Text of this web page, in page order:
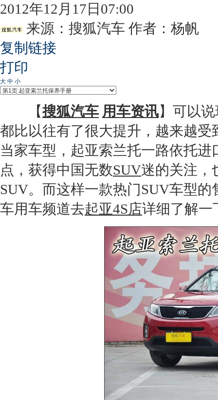
2012年12月17日07:00
来源： 搜狐汽车 作者：杨帆
复制链接
打印
大 中 小
【搜狐汽车 用车资讯】可以
都比以往有了很大提升，越来越
当家车型， 起亚索兰托一路依托进
点，获得中国无数SUV迷的关注，
SUV。而这样一款热门SUV车型的
车用车频道去起亚4S店详细了解一